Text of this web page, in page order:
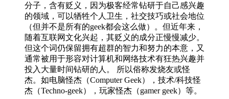
分子，含有贬义，因为极客经常钻研于自己感兴趣
的领域，可以牺牲个人卫生，社交技巧或社会地位
（但并不是所有的geek都会这么做）。但近年来，
随着互联网文化兴起，其贬义的成分正慢慢减少。
但这个词仍保留拥有超群的智力和努力的本意，又
通常被用于形容对计算机和网络技术有狂热兴趣并
投入大量时间钻研的人。 所以俗称发烧友或怪
杰。如电脑怪杰（Computer Geek），技术/科技怪
杰（Techno-geek），玩家怪杰（gamer geek）等。